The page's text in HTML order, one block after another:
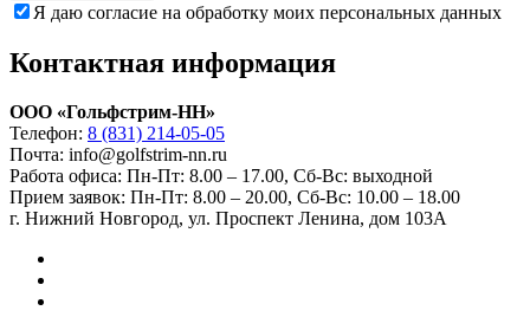
Я даю согласие на обработку моих персональных данных
Контактная информация
ООО «Гольфстрим-НН»
Телефон: 8 (831) 214-05-05
Почта: info@golfstrim-nn.ru
Работа офиса: Пн-Пт: 8.00 – 17.00, Сб-Вс: выходной
Прием заявок: Пн-Пт: 8.00 – 20.00, Сб-Вс: 10.00 – 18.00
г. Нижний Новгород, ул. Проспект Ленина, дом 103А